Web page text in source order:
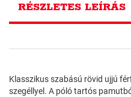
RÉSZLETES LEÍRÁS
Klasszikus szabású rövid ujjú
szegéllyel. A póló tartós